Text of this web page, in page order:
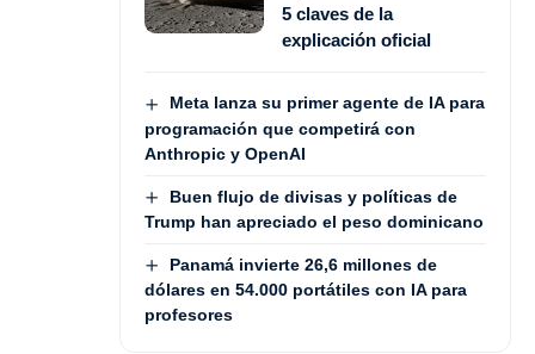
5 claves de la
explicación oficial
Meta lanza su primer agente de IA para
programación que competirá con
Anthropic y OpenAI
Buen flujo de divisas y políticas de
Trump han apreciado el peso dominicano
Panamá invierte 26,6 millones de
dólares en 54.000 portátiles con IA para
profesores